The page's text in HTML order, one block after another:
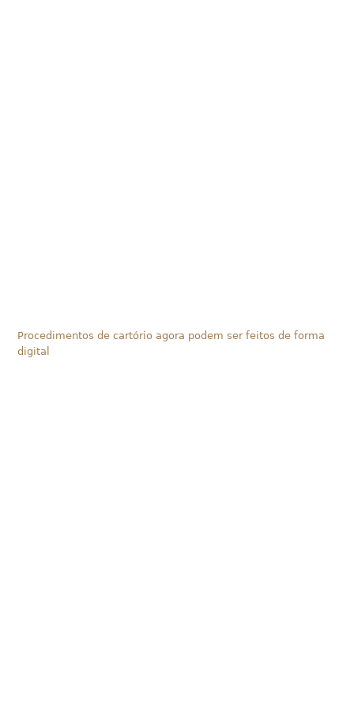
Procedimentos de cartório agora podem ser feitos de forma
digital